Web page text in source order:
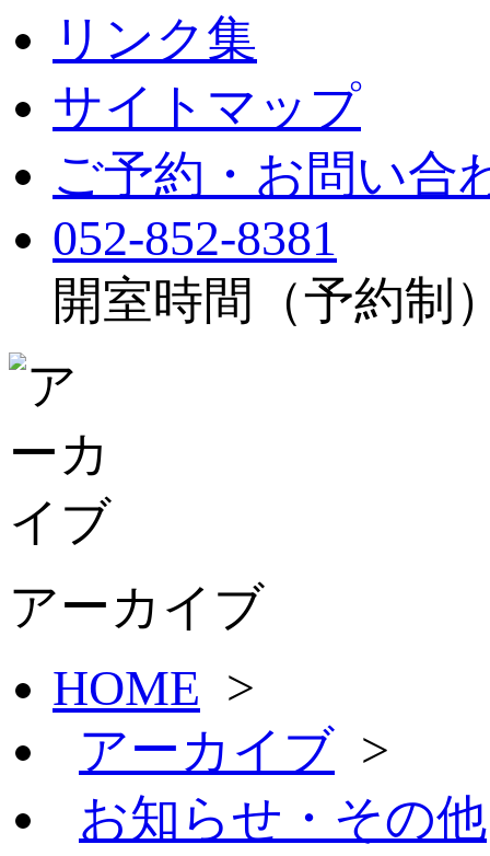
リンク集
サイトマップ
ご予約・お問い合
052-852-8381
開室時間（予約制
アーカイブ
HOME >
アーカイブ >
お知らせ・その他